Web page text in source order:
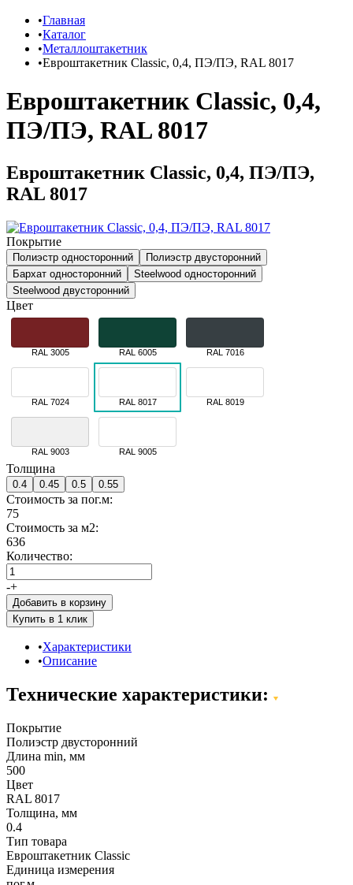
Главная
Каталог
Металлоштакетник
Евроштакетник Classic, 0,4, ПЭ/ПЭ, RAL 8017
Евроштакетник Classic, 0,4,
ПЭ/ПЭ, RAL 8017
Евроштакетник Classic, 0,4, ПЭ/ПЭ,
RAL 8017
Покрытие
Полиэстр односторонний
Полиэстр двусторонний
Бархат односторонний
Steelwood односторонний
Steelwood двусторонний
Цвет
RAL 3005 RAL 6005 RAL 7016
RAL 7024 RAL 8017 RAL 8019
RAL 9003 RAL 9005
Толщина
0.4 0.45 0.5 0.55
Стоимость за пог.м:
75
Стоимость за м2:
636
Количество:
-+
Добавить в корзину
Характеристики
Описание
Технические характеристики:
Покрытие
Полиэстр двусторонний
Длина min, мм
500
Цвет
RAL 8017
Толщина, мм
0.4
Тип товара
Евроштакетник Classic
Единица измерения